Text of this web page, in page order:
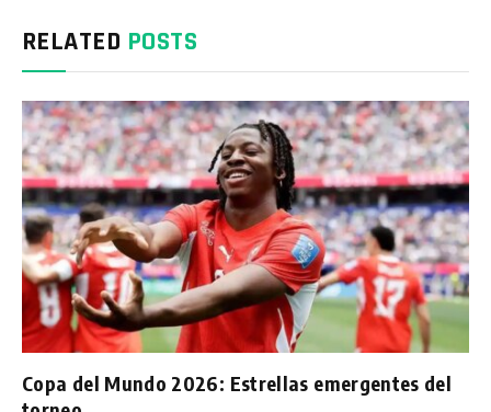
RELATED POSTS
Copa del Mundo 2026: Estrellas emergentes del